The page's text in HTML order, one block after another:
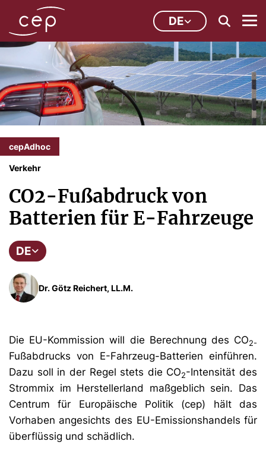
DE
cepAdhoc
Verkehr
CO2-Fußabdruck von
Batterien für E-Fahrzeuge
DE
Dr. Götz Reichert, LL.M.
Die EU-Kommission will die Berechnung des CO2-
Fußabdrucks von E-Fahrzeug-Batterien einführen.
Dazu soll in der Regel stets die CO2-Intensität des
Strommix im Herstellerland maßgeblich sein. Das
Centrum für Europäische Politik (cep) hält das
Vorhaben angesichts des EU-Emissionshandels für
überflüssig und schädlich.